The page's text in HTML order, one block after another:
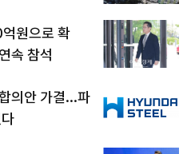
원으로 확
속 참석
의안 가결...파